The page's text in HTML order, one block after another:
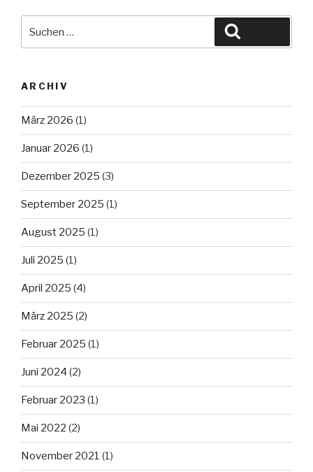
nach:
ARCHIV
März 2026 (1)
Januar 2026 (1)
Dezember 2025 (3)
September 2025 (1)
August 2025 (1)
Juli 2025 (1)
April 2025 (4)
März 2025 (2)
Februar 2025 (1)
Juni 2024 (2)
Februar 2023 (1)
Mai 2022 (2)
November 2021 (1)